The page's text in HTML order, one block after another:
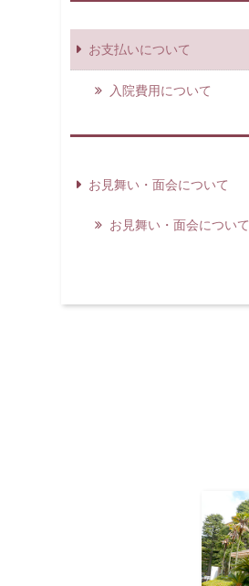
お支払いについて
入院費用について
お見舞い・面会について
お見舞い・面会について